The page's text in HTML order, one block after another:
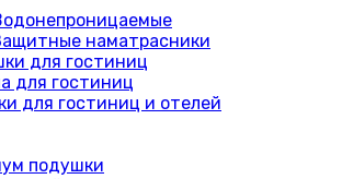
наматрасники
для гостиниц
для гостиниц
для гостиниц и отелей
подушки